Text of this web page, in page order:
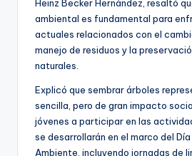
Heinz Becker Hernández, resaltó
ambiental es fundamental para
actuales relacionados con el
manejo de residuos y la
naturales.
Explicó que sembrar árboles
sencilla, pero de gran impacto
jóvenes a participar en las
se desarrollarán en el marco del
Ambiente, incluyendo jornadas de